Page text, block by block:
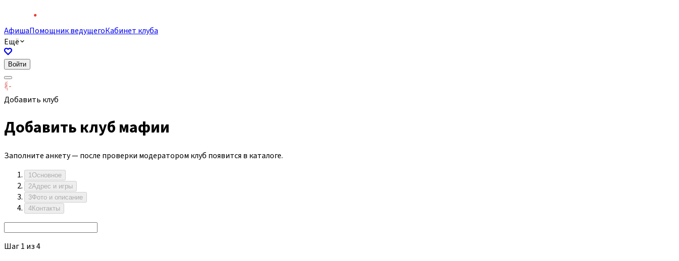
АфишаПомощник ведущегоКабинет клуба
Ещё
Войти
Добавить клуб
Добавить клуб мафии
Заполните анкету — после проверки модератором клуб появится в каталоге.
1 Основное
2Адрес и игры
3Фото и описание
4Контакты
Шаг1 из4